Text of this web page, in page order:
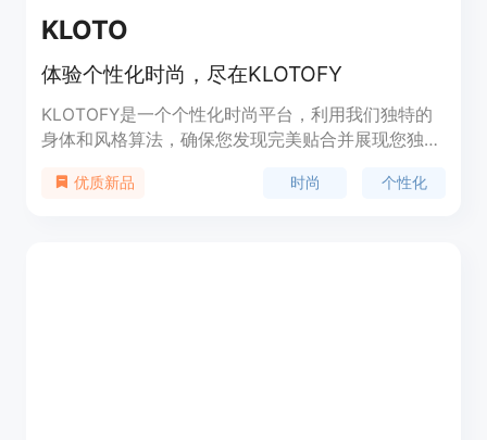
KLOTO
体验个性化时尚，尽在KLOTOFY
KLOTOFY是一个个性化时尚平台，利用我们独特的
身体和风格算法，确保您发现完美贴合并展现您独特
优质新品 时尚 个性化